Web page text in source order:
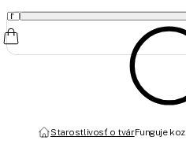
Starostlivosť o tvárFunguje